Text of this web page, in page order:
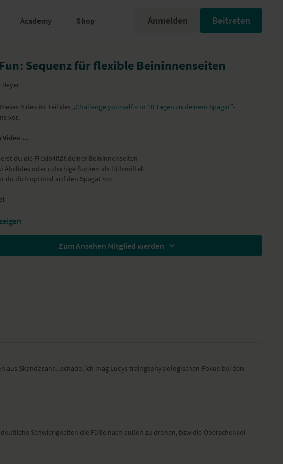
Academy Shop Anmelden Beitreten
Sequenz für flexible Beininnenseiten
Beyer
Dieses Video ist Teil des „Challenge yourself – In 10 Tagen zu deinem Spagat”-
vor.
Video ...
du die Flexibilität deiner Beininnenseiten
Abslides oder rutschige Socken als Hilfsmittel
du dich optimal auf den Spagat vor
Abslides oder Socken.
deine Adduktoren, die deine Hüfte stabilisieren. Gerade die Beininnenseiten
Alltag selten bewusst bewegt oder gedehnt.
Zum Ansehen Mitglied werden
Skandasana...schade, ich mag Lucys traingsphysiologischen Fokus bei den
Schwierigkeiten die Füße nach außen zu drehen, bzw die Oberschenkel